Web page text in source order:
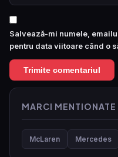
Salvează-mi numele,
pentru data viitoare când o
MARCI MENTIONATE
McLaren Mercedes